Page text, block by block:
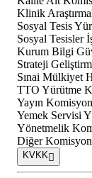
Klinik
Sosyal Tesis
Sosyal Tesisler
Kurum Bilgi
Strateji
Sınai Mülkiyet
TTO Yürütme
Yayın
Yemek Servisi
Yönetmelik
Diğer
KVKK